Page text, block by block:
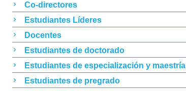
Co-directores
Estudiantes Líderes
Docentes
Estudiantes de doctorado
Estudiantes de especialización y maestría
Estudiantes de pregrado